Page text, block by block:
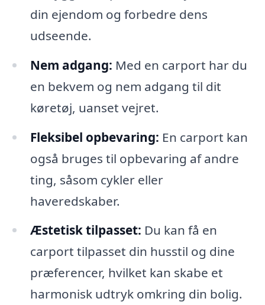
din ejendom og forbedre dens
udseende.
Nem adgang: Med en carport har du
en bekvem og nem adgang til dit
køretøj, uanset vejret.
Fleksibel opbevaring: En carport kan
også bruges til opbevaring af andre
ting, såsom cykler eller
haveredskaber.
Æstetisk tilpasset: Du kan få en
carport tilpasset din husstil og dine
præferencer, hvilket kan skabe et
harmonisk udtryk omkring din bolig.